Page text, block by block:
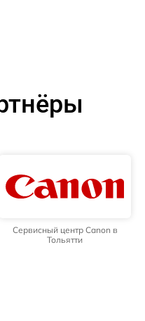
Сервисный центр Canon в
Тольятти